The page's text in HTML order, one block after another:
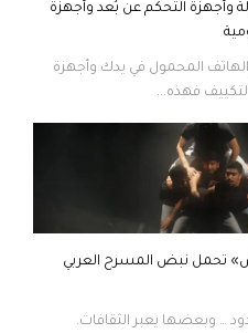
وأجهزة التحكم عن بُعد وأجهزة
المحمول في يدك وأجهزة
فهذه...
تحمل نبض المسرح العربي
… وبعضها يعبر الثقافات.